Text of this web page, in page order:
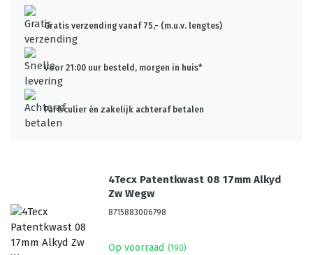
Gratis verzending vanaf 75,- (m.u.v. lengtes)
Voor 21:00 uur besteld, morgen in huis*
Particulier én zakelijk achteraf betalen
4Tecx Patentkwast 08 17mm Alkyd
Zw Wegw
8715883006798
Op voorraad (190)